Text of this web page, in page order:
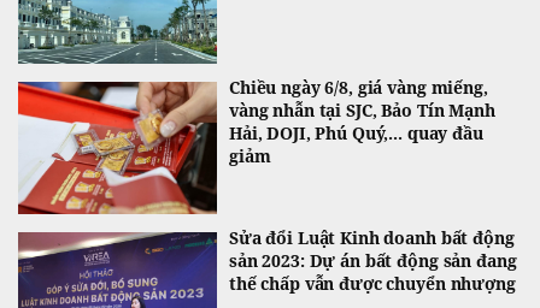
Chiều ngày 6/8, giá vàng miếng,
vàng nhẫn tại SJC, Bảo Tín Mạnh
Hải, DOJI, Phú Quý,... quay đầu
giảm
Sửa đổi Luật Kinh doanh bất động
sản 2023: Dự án bất động sản đang
thế chấp vẫn được chuyển nhượng